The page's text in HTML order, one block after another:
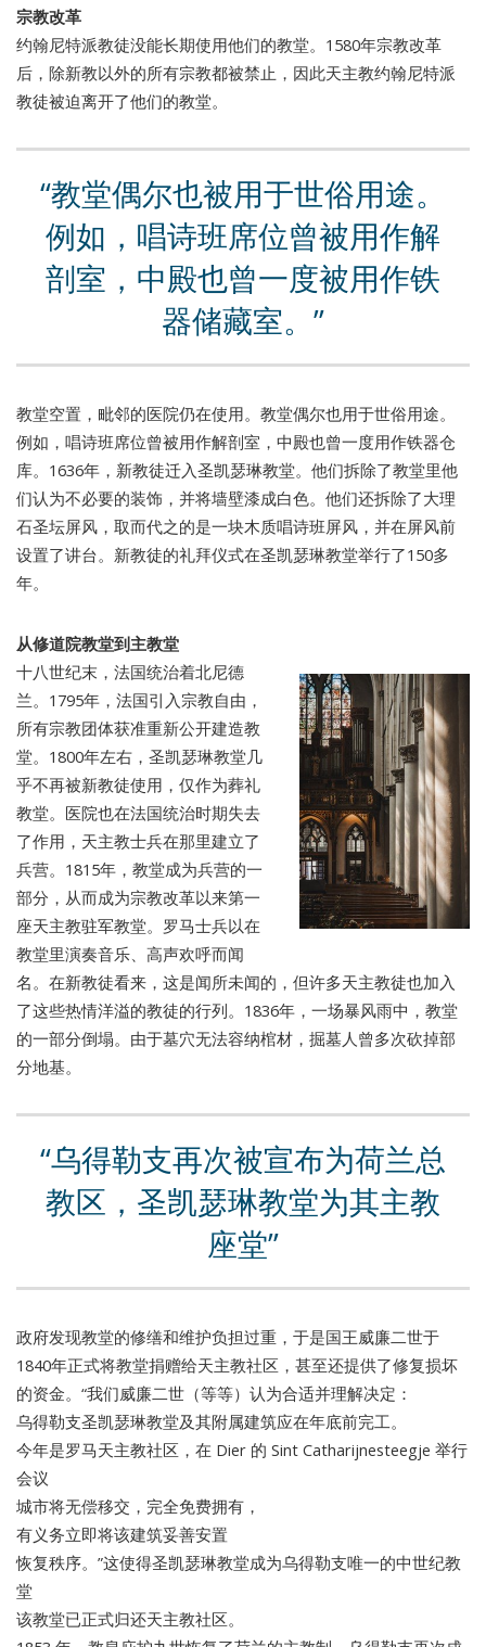
宗教改革
约翰尼特派教徒没能长期使用他们的教堂。1580年宗教改革
后，除新教以外的所有宗教都被禁止，因此天主教约翰尼特派
教徒被迫离开了他们的教堂。
教堂偶尔也被用于世俗用途。
例如，唱诗班席位曾被用作解
剖室，中殿也曾一度被用作铁
器储藏室。
教堂空置，毗邻的医院仍在使用。教堂偶尔也用于世俗用途。
例如，唱诗班席位曾被用作解剖室，中殿也曾一度用作铁器仓
库。1636年，新教徒迁入圣凯瑟琳教堂。他们拆除了教堂里他
们认为不必要的装饰，并将墙壁漆成白色。他们还拆除了大理
石圣坛屏风，取而代之的是一块木质唱诗班屏风，并在屏风前
设置了讲台。新教徒的礼拜仪式在圣凯瑟琳教堂举行了150多
年。
从修道院教堂到主教堂
十八世纪末，法国统治着北尼德
兰。1795年，法国引入宗教自由，
所有宗教团体获准重新公开建造教
堂。1800年左右，圣凯瑟琳教堂几
乎不再被新教徒使用，仅作为葬礼
教堂。医院也在法国统治时期失去
了作用，天主教士兵在那里建立了
兵营。1815年，教堂成为兵营的一
部分，从而成为宗教改革以来第一
座天主教驻军教堂。罗马士兵以在
教堂里演奏音乐、高声欢呼而闻
名。在新教徒看来，这是闻所未闻的，但许多天主教徒也加入
了这些热情洋溢的教徒的行列。1836年，一场暴风雨中，教堂
的一部分倒塌。由于墓穴无法容纳棺材，掘墓人曾多次砍掉部
分地基。
乌得勒支再次被宣布为荷兰总
教区，圣凯瑟琳教堂为其主教
座堂
政府发现教堂的修缮和维护负担过重，于是国王威廉二世于
1840年正式将教堂捐赠给天主教社区，甚至还提供了修复损坏
的资金。“我们威廉二世（等等）认为合适并理解决定：
乌得勒支圣凯瑟琳教堂及其附属建筑应在年底前完工。
今年是罗马天主教社区，在 Dier 的 Sint Catharijnesteegje 举行
会议
城市将无偿移交，完全免费拥有，
有义务立即将该建筑妥善安置
恢复秩序。”这使得圣凯瑟琳教堂成为乌得勒支唯一的中世纪教
堂
该教堂已正式归还天主教社区。